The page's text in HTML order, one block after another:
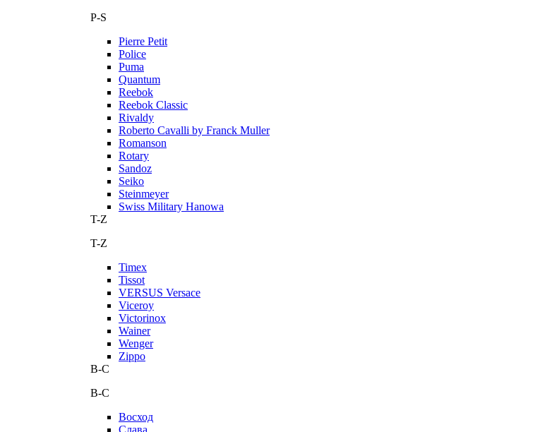
P-S
Pierre Petit
Police
Puma
Quantum
Reebok
Reebok Classic
Rivaldy
Roberto Cavalli by Franck Muller
Romanson
Rotary
Sandoz
Seiko
Steinmeyer
Swiss Military Hanowa
T-Z
T-Z
Timex
Tissot
VERSUS Versace
Viceroy
Victorinox
Wainer
Wenger
Zippo
В-С
В-С
Восход
Слава